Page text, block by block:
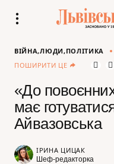
ВІЙНА ЛЮДИ ПОЛІТИКА
ПОШИРИТИ ЦЕ
«До
має
Айвазовська
ІРИНА ЦИЦАК
Шеф-редакторка